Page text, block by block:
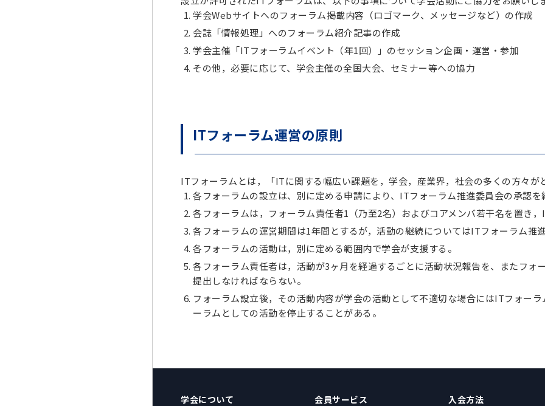
学会Webサイトへのフォーラム掲載内容（ロゴマーク、メッセージなど）の作成
会誌「情報処理」へのフォーラム紹介記事の作成
学会主催「ITフォーラムイベント（年1回）」のセッション企画・運営・参加
その他，必要に応じて、学会主催の全国大会、セミナー等への協力
ITフォーラム運営の原則
ITフォーラムとは，「ITに関する幅広い課題を，学会，産業界，社会の多くの方々
各フォーラムの設立は、別に定める申請により、ITフォーラム推進委員会の承認
各フォーラムは，フォーラム責任者1（乃至2名）およびコアメンバ若干名を置き
各フォーラムの運営期間は1年間とするが，活動の継続についてはITフォーラム推
各フォーラムの活動は，別に定める範囲内で学会が支援する。
各フォーラム責任者は，活動が3ヶ月を経過するごとに活動状況報告を、またフ
提出しなければならない。
フォーラム設立後，その活動内容が学会の活動として不適切な場合にはITフォー
ーラムとしての活動を停止することがある。
学会について 会員サービス 入会方法